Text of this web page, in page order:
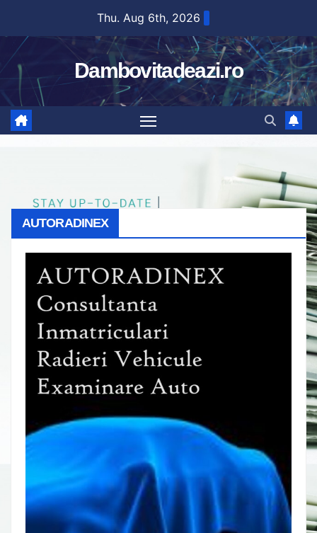
content
Thu. Aug 6th, 2026
Dambovitadeazi.ro
AUTORADINEX